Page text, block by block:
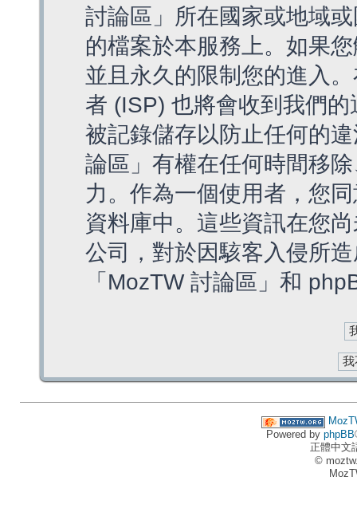
討論區」所在國家或地域
的檔案於本服務上。如果
並且永久的限制您的進入
者 (ISP) 也將會收到我們
被記錄儲存以防止任何的
論區」有權在任何時間移
力。作為一個使用者，您
資料庫中。這些資訊在您
公司，對於因駭客入侵所
「MozTW 討論區」和
Powered by phpBB
正體中文
©